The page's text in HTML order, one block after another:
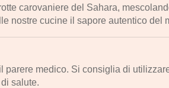
carovaniere del Sahara,
nostre cucine il sapore autentico del
medico. Si consiglia di
salute.